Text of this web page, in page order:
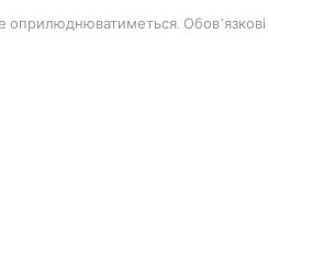
оприлюднюватиметься. Обов’язкові